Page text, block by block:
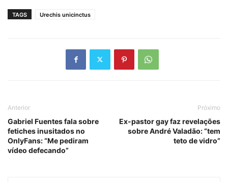
TAGS Urechis unicinctus
Anterior
Gabriel Fuentes fala sobre
fetiches inusitados no
OnlyFans: “Me pediram
vídeo defecando”
Próximo
Ex-pastor gay faz revelações
sobre André Valadão: “tem
teto de vidro”